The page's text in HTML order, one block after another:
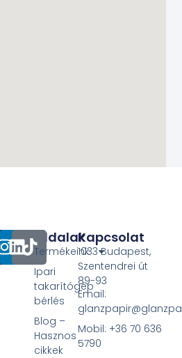
Oldalak
Termékeink
Ipari
takarítógép
bérlés
Blog –
Hasznos
cikkek
Kapcsolat
1033 Budapest,
Szentendrei út
89-93
Email:
Mobil: +36 70 636
5790